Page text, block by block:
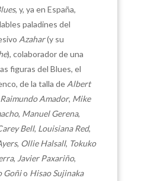
, y, ya en España,
paladines del
Azahar(y su
), colaborador de una
figuras del Blues, el
de la talla de Albert
Raimundo Amador, Mike
, Manuel Gerena,
Bell, Louisiana Red,
, Ollie Halsall, Tokuko
, Javier Paxariño,
Goñio Hisao Sujinaka